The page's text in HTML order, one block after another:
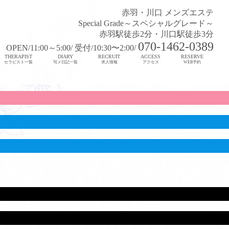
赤羽・川口 メンズエステ
Special Grade～スペシャルグレード～
赤羽駅徒歩2分・川口駅徒歩3分
OPEN/11:00～5:00/ 受付/10:30〜2:00/ 070-1462-0389
THERAPIST
セラピスト一覧
DIARY
写メ日記一覧
RECRUIT
求人情報
ACCESS
アクセス
RESERVE
WEB予約